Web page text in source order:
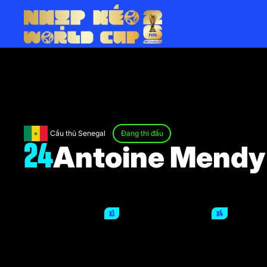
Cầu thủ Senegal Đang thi đấu
24Antoine Mendy
x1 x4